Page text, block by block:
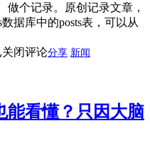
做个记录。原创记录文章，
据库中的posts表，可以从
关闭评论分享 新闻
能看懂？只因大脑